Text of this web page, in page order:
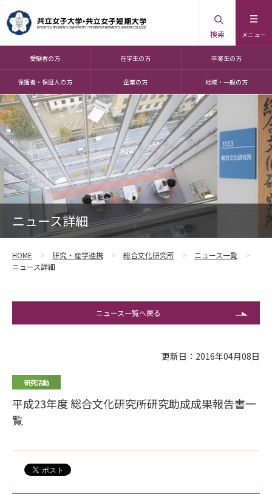
メニュー
検索
受験者の方 在学生の方 卒業生の方
保護者・保証人の方 企業の方 地域・一般の方
ニュース詳細
HOME 研究・産学連携 総合文化研究所
ニュース一覧
ニュース詳細
ニュース一覧へ戻る
更新日：2016年04月08日
研究活動
平成23年度 総合文化研究所研究助成成果報告書一
覧